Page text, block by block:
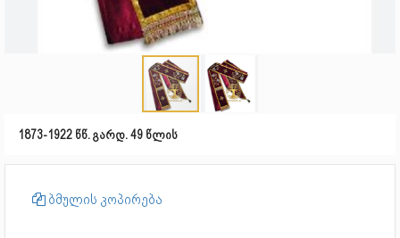
1873-1922 წწ. გარდ. 49 წლის
ბმულის კოპირება